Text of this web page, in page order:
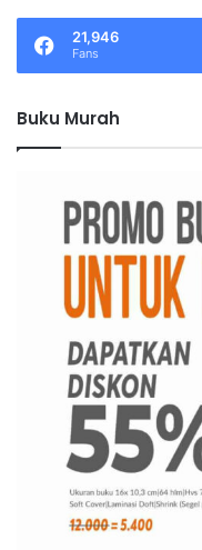
21,946
Fans
Buku Murah